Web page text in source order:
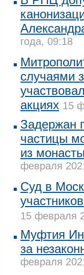
года, 09:18
случаями
акциях 15
Задержан
частицы
из
февраля
Суд в
15 февраля
Муфтия
за
февраля